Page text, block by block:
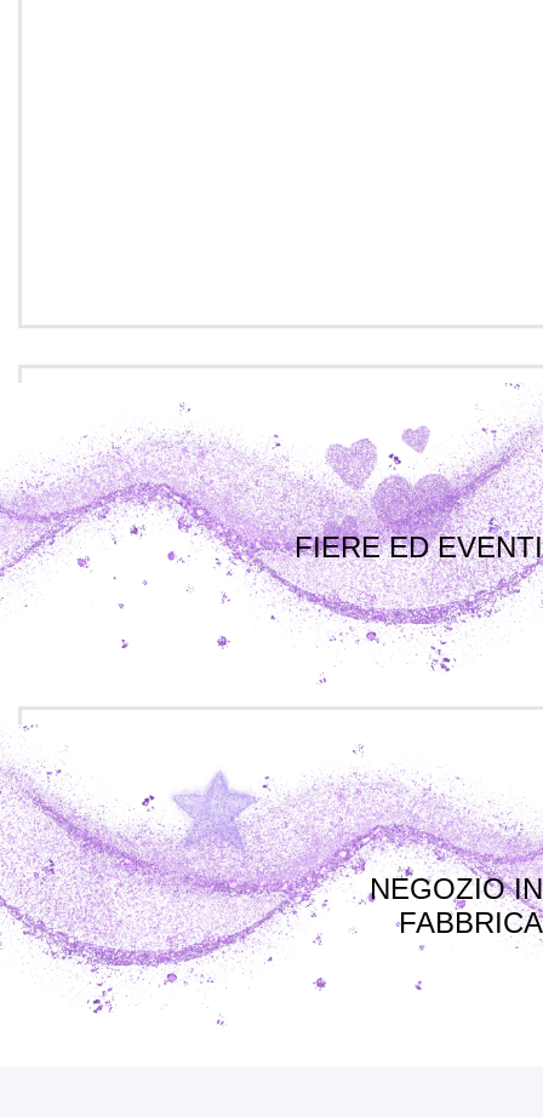
FIERE ED EVENTI
NEGOZIO IN
FABBRICA